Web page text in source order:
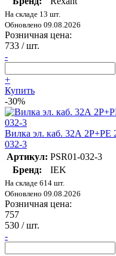
На складе 13 шт.
Обновлено 09.08.2026
Розничная цена:
733 / шт.
-
+
Купить
-30%
Вилка эл. каб. 32А
032-3
Артикул: PSR01-032-3
Бренд:
IEK
На складе 614 шт.
Обновлено 09.08.2026
Розничная цена:
757
530 / шт.
-